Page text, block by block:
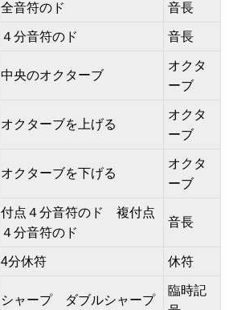
全音符のド 音長
４分音符のド 音長
中央のオクターブ
オクタ
ーブ
オクターブを上げる
オクタ
ーブ
オクターブを下げる
オクタ
ーブ
付点４分音符のド 複付点
４分音符のド
音長
4分休符 休符
シャープ ダブルシャープ
臨時記